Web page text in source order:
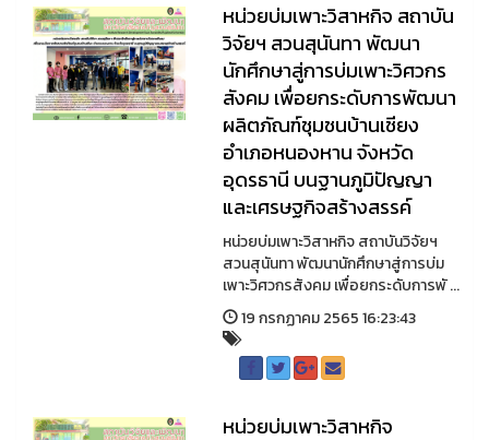
หน่วยบ่มเพาะวิสาหกิจ สถาบัน
วิจัยฯ สวนสุนันทา พัฒนา
นักศึกษาสู่การบ่มเพาะวิศวกร
สังคม เพื่อยกระดับการพัฒนา
ผลิตภัณฑ์ชุมชนบ้านเชียง
อำเภอหนองหาน จังหวัด
อุดรธานี บนฐานภูมิปัญญา
และเศรษฐกิจสร้างสรรค์
หน่วยบ่มเพาะวิสาหกิจ สถาบันวิจัยฯ
สวนสุนันทา พัฒนานักศึกษาสู่การบ่ม
เพาะวิศวกรสังคม เพื่อยกระดับการพั ...
19 กรกฏาคม 2565 16:23:43
หน่วยบ่มเพาะวิสาหกิจ